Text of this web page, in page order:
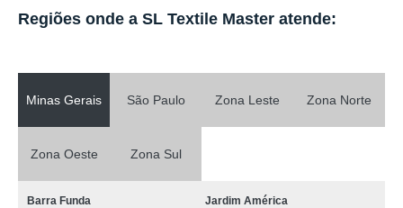
Regiões onde a SL Textile Master atende:
Minas Gerais São Paulo Zona Leste Zona Norte
Zona Oeste Zona Sul
Barra Funda Jardim América